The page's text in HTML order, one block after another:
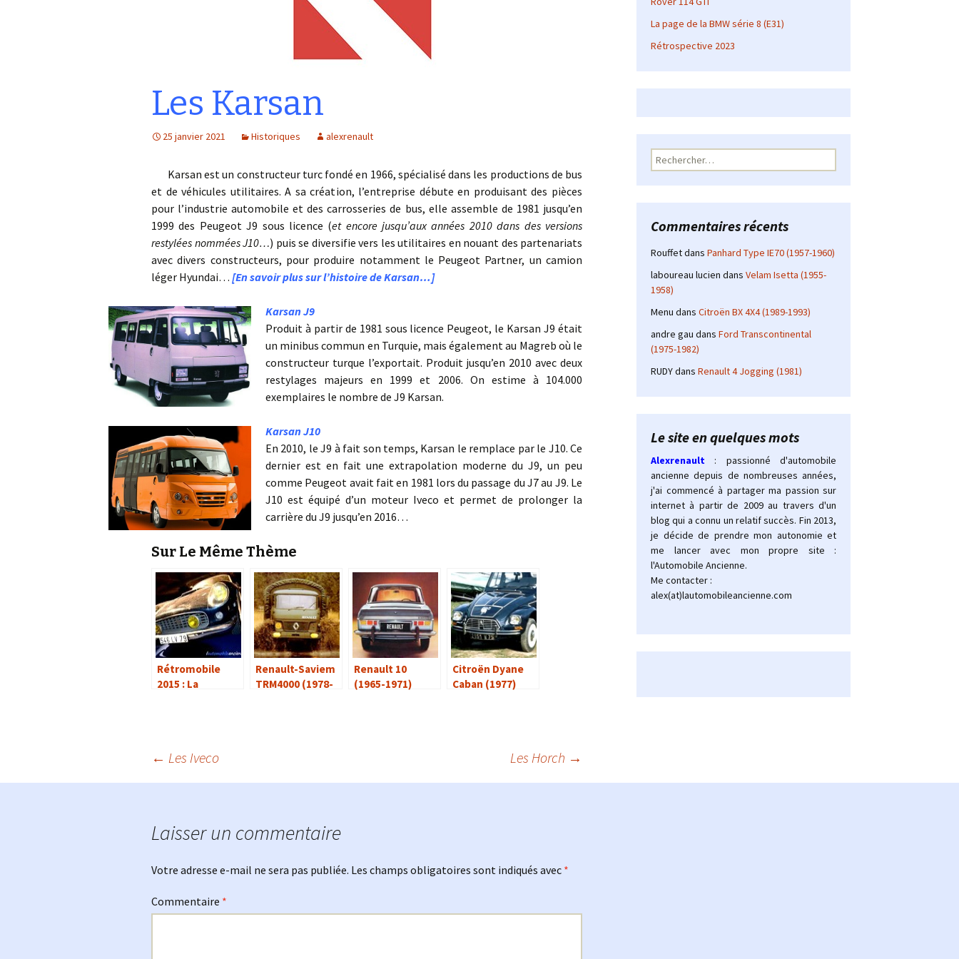
Les Karsan
25 janvier 2021 Historiques alexrenault
Karsan est un constructeur turc fondé en 1966, spécialisé dans les productions de bus
et de véhicules utilitaires. A sa création, l’entreprise débute en produisant des pièces
pour l’industrie automobile et des carrosseries de bus, elle assemble de 1981 jusqu’en
1999 des Peugeot J9 sous licence (et encore jusqu’aux années 2010 dans des versions
restylées nommées J10…) puis se diversifie vers les utilitaires en nouant des partenariats
avec divers constructeurs, pour produire notamment le Peugeot Partner, un camion
léger Hyundai… [En savoir plus sur l’histoire de Karsan…]
Karsan J9
Produit à partir de 1981 sous licence Peugeot, le Karsan J9 était
un minibus commun en Turquie, mais également au Magreb où le
constructeur turque l’exportait. Produit jusqu’en 2010 avec deux
restylages majeurs en 1999 et 2006. On estime à 104.000
exemplaires le nombre de J9 Karsan.
Karsan J10
En 2010, le J9 à fait son temps, Karsan le remplace par le J10. Ce
dernier est en fait une extrapolation moderne du J9, un peu
comme Peugeot avait fait en 1981 lors du passage du J7 au J9. Le
J10 est équipé d’un moteur Iveco et permet de prolonger la
carrière du J9 jusqu’en 2016…
Sur Le Même Thème
Rétromobile
2015 : La
Renault-Saviem
TRM4000 (1978-
Renault 10
(1965-1971)
Citroën Dyane
Caban (1977)
Navigation
← Les Iveco Les Horch →
Laisser un commentaire
Votre adresse e-mail ne sera pas publiée. Les champs obligatoires sont indiqués avec *
Commentaire *
La page de la BMW série 8 (E31)
Rétrospective 2023
Rechercher :
Commentaires récents
Rouffetdans Panhard Type IE70 (1957-1960)
laboureau lucien dans Velam Isetta (1955-
1958)
Menu dans Citroën BX 4X4 (1989-1993)
andre gau dans Ford Transcontinental
(1975-1982)
RUDYdans Renault 4 Jogging (1981)
Le site en quelques mots
Alexrenault
: passionné d'automobile
ancienne depuis de nombreuses années,
j'ai commencé à partager ma passion sur
internet à partir de 2009 au travers d'un
blog qui a connu un relatif succès. Fin 2013,
je décide de prendre mon autonomie et
me lancer avec mon propre site :
l'Automobile Ancienne.
Me contacter :
alex(at)lautomobileancienne.com